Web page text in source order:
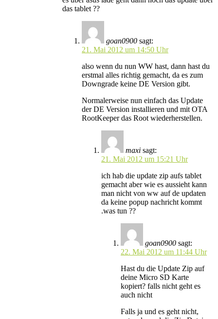
das tablet ??
goan0900 sagt:
21. Mai 2012 um 14:50 Uhr
also wenn du nun WW hast, dann hast du
erstmal alles richtig gemacht, da es zum
Downgrade keine DE Version gibt.
Normalerweise nun einfach das Update
der DE Version installieren und mit OTA
RootKeeper das Root wiederherstellen.
maxi sagt:
21. Mai 2012 um 15:21 Uhr
ich hab die update zip aufs tablet
gemacht aber wie es aussieht kann
man nicht von ww auf de updaten
da keine popup nachricht kommt
.was tun ??
goan0900 sagt:
22. Mai 2012 um 11:44 Uhr
Hast du die Update Zip auf
deine Micro SD Karte
kopiert? falls nicht geht es
auch nicht
Falls ja und es geht nicht,